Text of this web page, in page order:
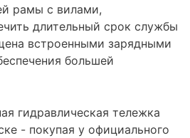
рамы с вилами,
длительный срок службы
встроенными зарядными
большей
гидравлическая тележка
- покупая у официального